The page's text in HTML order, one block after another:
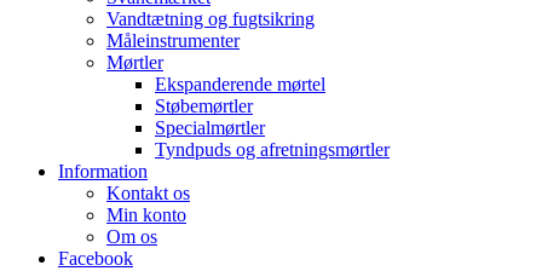
Vandtætning og fugtsikring
Måleinstrumenter
Mørtler
Ekspanderende mørtel
Støbemørtler
Specialmørtler
Tyndpuds og afretningsmørtler
Information
Kontakt os
Min konto
Om os
Facebook